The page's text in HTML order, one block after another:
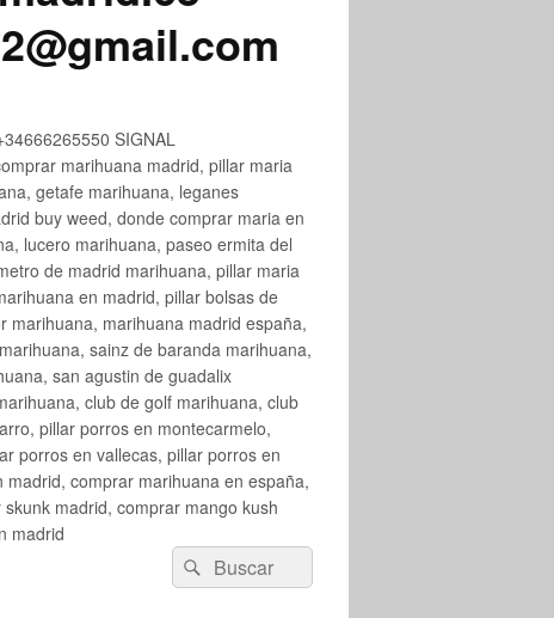
SIGNAL
marihuana madrid, pillar maria
getafe marihuana, leganes
buy weed, donde comprar maria en
lucero marihuana, paseo ermita del
de madrid marihuana, pillar maria
en madrid, pillar bolsas de
marihuana, marihuana madrid españa,
sainz de baranda marihuana,
san agustin de guadalix
club de golf marihuana, club
pillar porros en montecarmelo,
porros en vallecas, pillar porros en
comprar marihuana en españa,
madrid, comprar mango kush
madrid
Buscar
por:
Buscar